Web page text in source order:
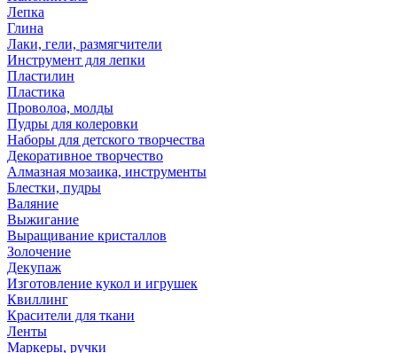
Лепка
Глина
Лаки, гели, размягчители
Инструмент для лепки
Пластилин
Пластика
Проволоа, молды
Пудры для колеровки
Наборы для детского творчества
Декоративное творчество
Алмазная мозаика, инструменты
Блестки, пудры
Валяние
Выжигание
Выращивание кристаллов
Золочение
Декупаж
Изготовление кукол и игрушек
Квиллинг
Красители для ткани
Ленты
Маркеры, ручки